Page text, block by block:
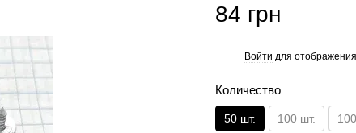
84 грн
Войти для
Количество
50 шт. 100 шт.